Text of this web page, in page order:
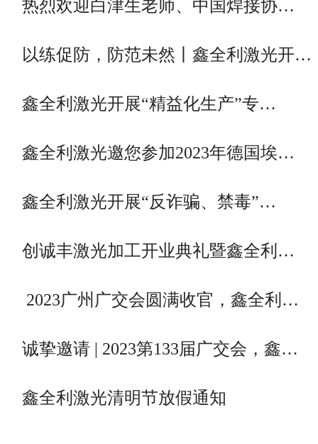
热烈欢迎白津生老师、中国焊接协…
以练促防，防范未然丨鑫全利激光开…
鑫全利激光开展“精益化生产”专…
鑫全利激光邀您参加2023年德国埃…
鑫全利激光开展“反诈骗、禁毒”…
创诚丰激光加工开业典礼暨鑫全利…
2023广州广交会圆满收官，鑫全利…
诚挚邀请 | 2023第133届广交会，鑫…
鑫全利激光清明节放假通知